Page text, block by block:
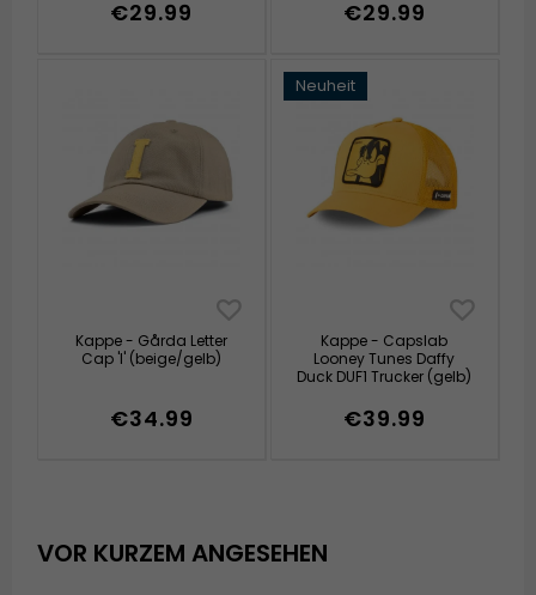
€29.99 €29.99
Kappe - Gårda Letter
Cap 'I' (beige/gelb)
€34.99
Neuheit
Kappe - Capslab
Looney Tunes Daffy
Duck DUF1 Trucker (gelb)
€39.99
VOR KURZEM ANGESEHEN